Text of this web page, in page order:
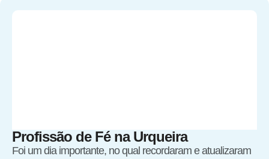
Profissão de Fé na Urqueira
Foi um dia importante, no qual recordaram e atualizaram